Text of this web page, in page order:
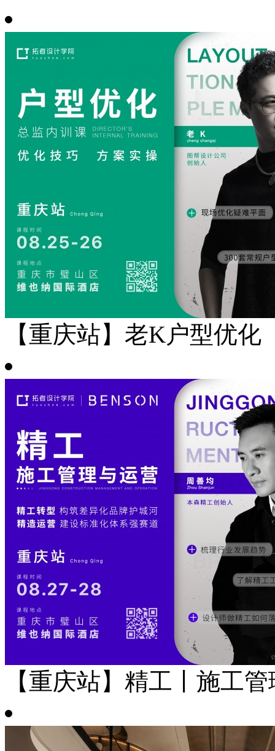
【重庆站】老K户型优化
【重庆站】精工丨施工管